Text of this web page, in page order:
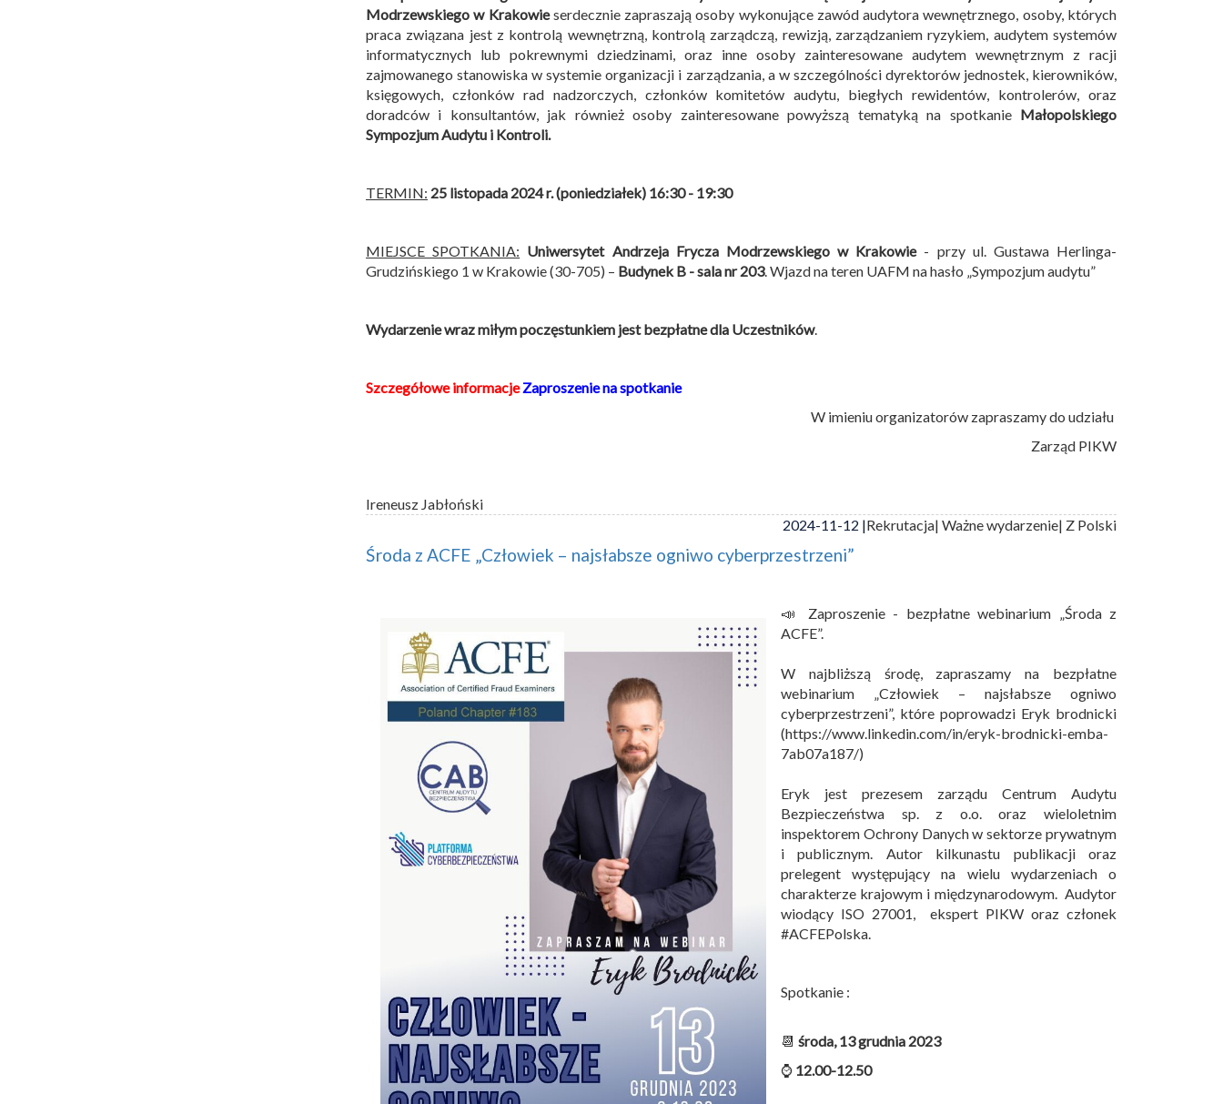
Modrzewskiego w Krakowieserdecznie zapraszają osoby wykonujące zawód audytora wewnętrznego, osoby, których
praca związana jest z kontrolą wewnętrzną, kontrolą zarządczą, rewizją, zarządzaniem ryzykiem, audytem systemów
informatycznych lub pokrewnymi dziedzinami, oraz inne osoby zainteresowane audytem wewnętrznym z racji
zajmowanego stanowiska w systemie organizacji i zarządzania, a w szczególności dyrektorów jednostek, kierowników,
księgowych, członków rad nadzorczych, członków komitetów audytu, biegłych rewidentów, kontrolerów, oraz
doradców i konsultantów, jak również osoby zainteresowane powyższą tematyką na spotkanie Małopolskiego
Sympozjum Audytu i Kontroli.
TERMIN: 25 listopada 2024 r. (poniedziałek) 16:30 - 19:30
MIEJSCE SPOTKANIA: Uniwersytet Andrzeja Frycza Modrzewskiego w Krakowie- przy ul. Gustawa Herlinga-
Grudzińskiego 1 w Krakowie (30-705) – Budynek B -sala nr 203. Wjazd na teren UAFM na hasło „Sympozjum audytu”
Wydarzenie wraz miłym poczęstunkiem jest bezpłatne dla Uczestników.
Szczegółowe informacjeZaproszenie na spotkanie
W imieniu organizatorów zapraszamy do udziału
Zarząd PIKW
Ireneusz Jabłoński
2024-11-12 |Rekrutacja| Ważne wydarzenie| Z Polski
Środa z ACFE „Człowiek – najsłabsze ogniwo cyberprzestrzeni”
📣 Zaproszenie - bezpłatne webinarium „Środa z
ACFE”.
W najbliższą środę, zapraszamy na bezpłatne
webinarium „Człowiek – najsłabsze ogniwo
cyberprzestrzeni”, które poprowadzi Eryk brodnicki
(https://www.linkedin.com/in/eryk-brodnicki-emba-
7ab07a187/)
Eryk jest prezesem zarządu Centrum Audytu
Bezpieczeństwa sp. z o.o. oraz wieloletnim
inspektorem Ochrony Danych w sektorze prywatnym
i publicznym. Autor kilkunastu publikacji oraz
prelegent występujący na wielu wydarzeniach o
charakterze krajowym i międzynarodowym. Audytor
wiodący ISO 27001, ekspert PIKW oraz członek
#ACFEPolska.
Spotkanie :
📆 środa, 13 grudnia 2023
⌚ 12.00-12.50